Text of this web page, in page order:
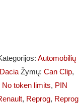
Automobilių
Žymų: Can Clip,
No token limits, PIN
, Reprog, Reprog